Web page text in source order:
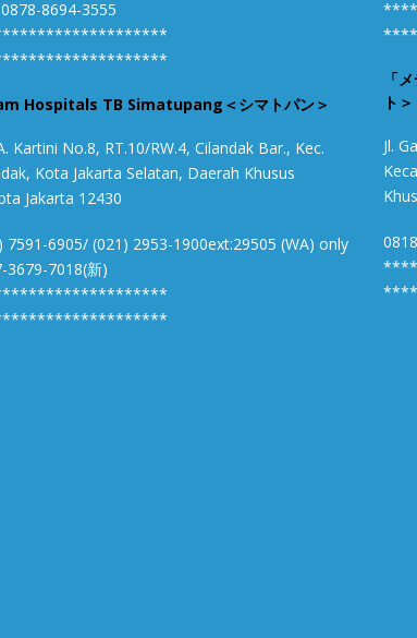
8694-3555
Hospitals TB Simatupang＜シマトパン＞
Kartini No.8, RT.10/RW.4, Cilandak Bar., Kec.
Kota Jakarta Selatan, Daerah Khusus
Jakarta 12430
7591-6905/ (021) 2953-1900ext:29505 (WA) only
3679-7018(新)
「
ト＞
Jl.